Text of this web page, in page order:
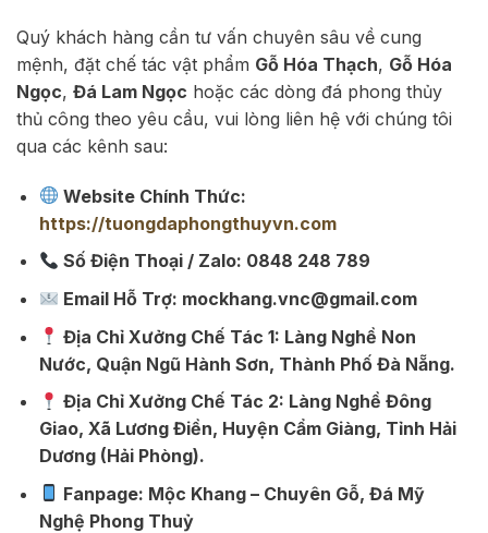
Quý khách hàng cần tư vấn chuyên sâu về cung
mệnh, đặt chế tác vật phẩm Gỗ Hóa Thạch, Gỗ Hóa
Ngọc, Đá Lam Ngọc hoặc các dòng đá phong thủy
thủ công theo yêu cầu, vui lòng liên hệ với chúng tôi
qua các kênh sau:
Website Chính Thức:
https://tuongdaphongthuyvn.com
Số Điện Thoại / Zalo: 0848 248 789
Email Hỗ Trợ: mockhang.vnc@gmail.com
Địa Chỉ Xưởng Chế Tác 1: Làng Nghề Non
Nước, Quận Ngũ Hành Sơn, Thành Phố Đà Nẵng.
Địa Chỉ Xưởng Chế Tác 2: Làng Nghề Đông
Giao, Xã Lương Điền, Huyện Cẩm Giàng, Tỉnh Hải
Dương (Hải Phòng).
Fanpage: Mộc Khang – Chuyên Gỗ, Đá Mỹ
Nghệ Phong Thuỷ